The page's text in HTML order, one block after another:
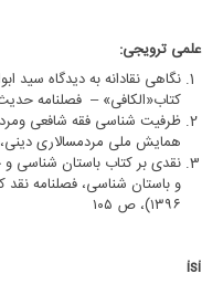
علمی ترویجی:
نگاهی نقادانه به دیدگاه سید
کتاب«الکافی» – فصلنامه حدیث واندیشه
ظرفیت شناسی فقه شافعی
همایش ملی مردمسالاری دینی،بهمن ماه1397
نقدی بر کتاب باستان شناسی
۱۳۹۶)، ص ۱۰۵
isi